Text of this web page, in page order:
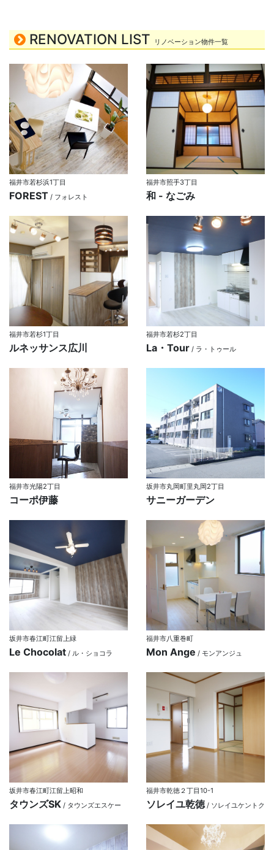
RENOVATION LIST リノベーション物件一覧
福井市若杉浜1丁目
FOREST / フォレスト
福井市照手3丁目
和 - なごみ
福井市若杉1丁目
ルネッサンス広川
福井市若杉2丁目
La・Tour / ラ・トゥール
福井市光陽2丁目
コーポ伊藤
坂井市丸岡町里丸岡2丁目
サニーガーデン
坂井市春江町江留上緑
Le Chocolat / ル・ショコラ
福井市八重巻町
Mon Ange / モンアンジュ
坂井市春江町江留上昭和
タウンズSK / タウンズエスケー
福井市乾徳２丁目10-1
ソレイユ乾徳/ ソレイユケントク